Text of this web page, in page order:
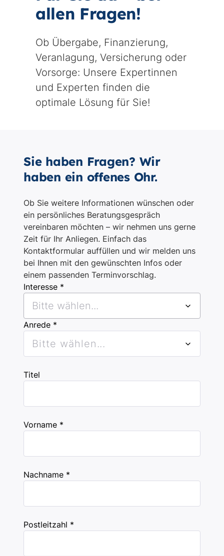
allen Fragen!
Ob Übergabe, Finanzierung,
Veranlagung, Versicherung oder
Vorsorge: Unsere Expertinnen
und Experten finden die
optimale Lösung für Sie!
Sie haben Fragen? Wir
haben ein offenes Ohr.
Ob Sie weitere Informationen wünschen oder
ein persönliches Beratungsgespräch
vereinbaren möchten – wir nehmen uns gerne
Zeit für Ihr Anliegen. Einfach das
Kontaktformular auffüllen und wir melden uns
bei Ihnen mit den gewünschten Infos oder
einem passenden Terminvorschlag.
Interesse *
Bitte wählen...
Anrede *
Bitte wählen...
Titel
Vorname *
Nachname *
Postleitzahl *